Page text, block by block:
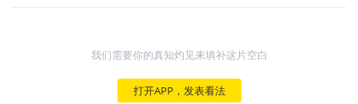
我们需要你的真知灼见来填补这片空白
打开APP，发表看法